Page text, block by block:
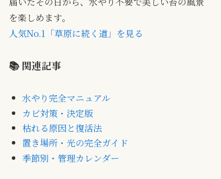
を楽しめます。
人気No.1「草原に続く道」を見る
📚 関連記事
水やり完全マニュアル
カビ対策・決定版
枯れる原因と復活法
置き場所・光の完全ガイド
季節別・管理カレンダー